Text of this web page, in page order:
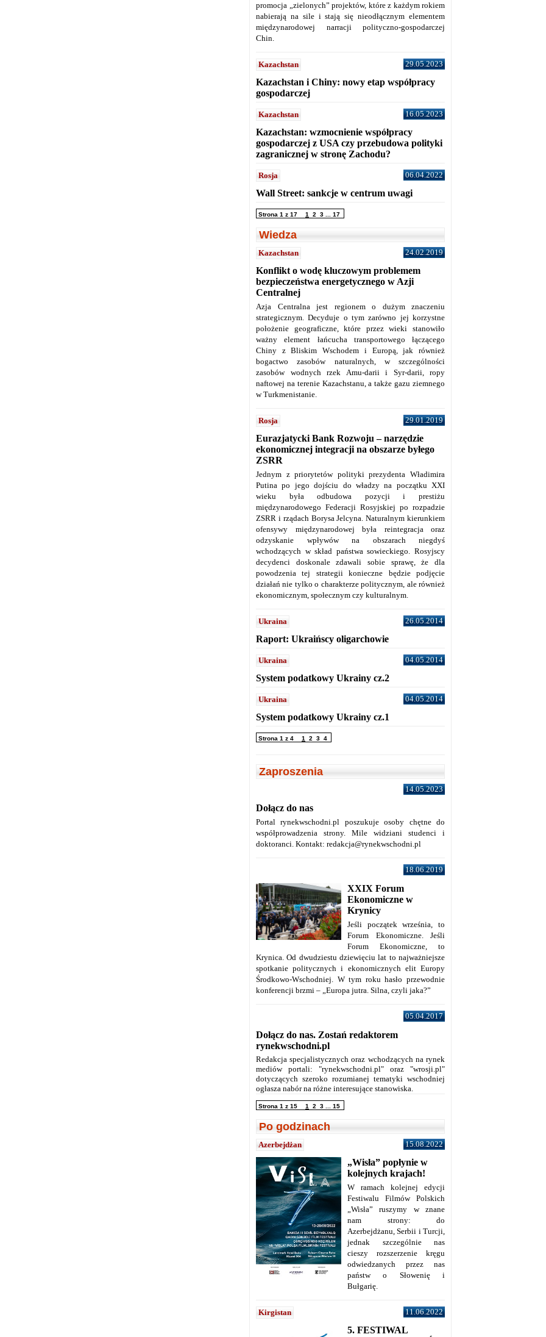
promocja „zielonych” projektów, które z każdym rokiem
nabierają na sile i stają się nieodłącznym elementem
międzynarodowej narracji polityczno-gospodarczej
Chin.
Kazachstan 29.05.2023
Kazachstan i Chiny: nowy etap współpracy
gospodarczej
Kazachstan 16.05.2023
Kazachstan: wzmocnienie współpracy
gospodarczej z USA czy przebudowa polityki
zagranicznej w stronę Zachodu?
Rosja 06.04.2022
Wall Street: sankcje w centrum uwagi
Strona 1 z 17 1 2 3 17
Wiedza
Kazachstan 24.02.2019
Konflikt o wodę kluczowym problemem
bezpieczeństwa energetycznego w Azji
Centralnej
Azja Centralna jest regionem o dużym znaczeniu
strategicznym. Decyduje o tym zarówno jej korzystne
położenie geograficzne, które przez wieki stanowiło
ważny element łańcucha transportowego łączącego
Chiny z Bliskim Wschodem i Europą, jak również
bogactwo zasobów naturalnych, w szczególności
zasobów wodnych rzek Amu-darii i Syr-darii, ropy
naftowej na terenie Kazachstanu, a także gazu ziemnego
w Turkmenistanie.
Rosja 29.01.2019
Eurazjatycki Bank Rozwoju – narzędzie
ekonomicznej integracji na obszarze byłego
ZSRR
Jednym z priorytetów polityki prezydenta Władimira
Putina po jego dojściu do władzy na początku XXI
wieku była odbudowa pozycji i prestiżu
międzynarodowego Federacji Rosyjskiej po rozpadzie
ZSRR i rządach Borysa Jelcyna. Naturalnym kierunkiem
ofensywy międzynarodowej była reintegracja oraz
odzyskanie wpływów na obszarach niegdyś
wchodzących w skład państwa sowieckiego. Rosyjscy
decydenci doskonale zdawali sobie sprawę, że dla
powodzenia tej strategii konieczne będzie podjęcie
działań nie tylko o charakterze politycznym, ale również
ekonomicznym, społecznym czy kulturalnym.
Ukraina 26.05.2014
Raport: Ukraińscy oligarchowie
Ukraina 04.05.2014
System podatkowy Ukrainy cz.2
Ukraina 04.05.2014
System podatkowy Ukrainy cz.1
Strona 1 z 4 1 2 3 4
Zaproszenia
14.05.2023
Dołącz do nas
Portal rynekwschodni.pl poszukuje osoby chętne do
współprowadzenia strony. Mile widziani studenci i
doktoranci. Kontakt: redakcja@rynekwschodni.pl
18.06.2019
XXIX Forum
Ekonomiczne w
Krynicy
Jeśli początek września, to
Forum Ekonomiczne. Jeśli
Forum Ekonomiczne, to
Krynica. Od dwudziestu dziewięciu lat to najważniejsze
spotkanie politycznych i ekonomicznych elit Europy
Środkowo-Wschodniej. W tym roku hasło przewodnie
konferencji brzmi – „Europa jutra. Silna, czyli jaka?”
05.04.2017
Dołącz do nas. Zostań redaktorem
rynekwschodni.pl
Redakcja specjalistycznych oraz wchodzących na rynek
mediów portali: "rynekwschodni.pl" oraz "wrosji.pl"
dotyczących szeroko rozumianej tematyki wschodniej
ogłasza nabór na różne interesujące stanowiska.
Strona 1 z 15 1 2 3 15
Po godzinach
Azerbejdżan 15.08.2022
„Wisła” popłynie w
kolejnych krajach!
W ramach kolejnej edycji
Festiwalu Filmów Polskich
„Wisła” ruszymy w znane
nam strony: do
Azerbejdżanu, Serbii i Turcji,
jednak szczególnie nas
cieszy rozszerzenie kręgu
odwiedzanych przez nas
państw o Słowenię i
Bułgarię.
Kirgistan 11.06.2022
5. FESTIWAL